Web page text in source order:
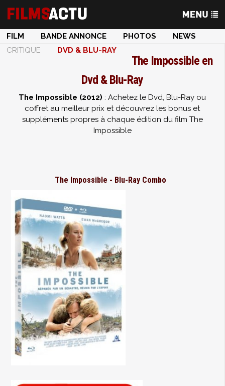
FILM BANDE ANNONCE PHOTOS
NEWS
CRITIQUE
DVD & BLU-RAY
The Impossible en
Dvd & Blu-Ray
The Impossible (2012) : Achetez le Dvd, Blu-Ray ou
coffret au meilleur prix et découvrez les bonus et
suppléments propres à chaque édition du film The
Impossible
The Impossible - Blu-Ray Combo